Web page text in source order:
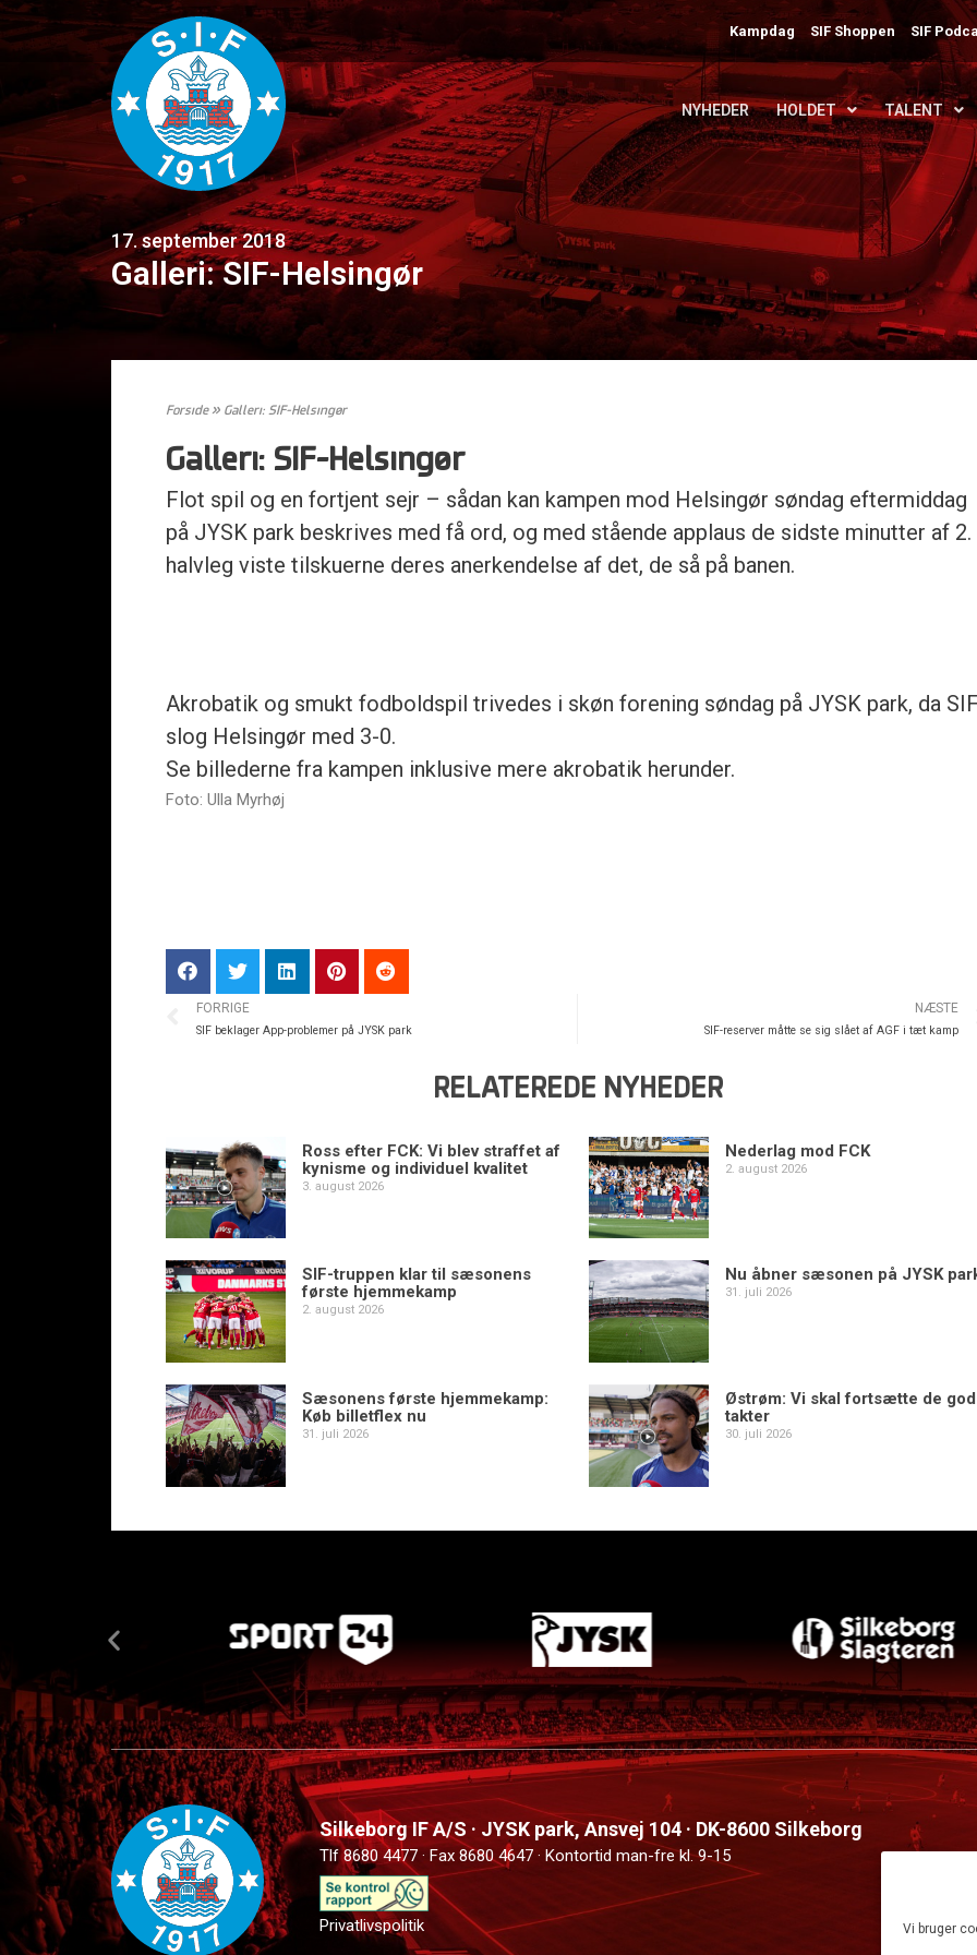
Vi bruger
Kampdag SIF Shoppen SIF
NYHEDER HOLDET TALENT
17. september 2018
Galleri: SIF-Helsingør
Forside» Galleri: SIF-Helsingør
Galleri: SIF-Helsingør
Flot spil og en fortjent sejr – sådan kan kampen mod Helsingør søndag eftermiddag
på JYSK park beskrives med få ord, og med stående applaus de sidste minutter af 2.
halvleg viste tilskuerne deres anerkendelse af det, de så på banen.
Akrobatik og smukt fodboldspil trivedes i skøn forening søndag på JYSK park, da
slog Helsingør med 3-0.
Se billederne fra kampen inklusive mere akrobatik herunder.
Foto: Ulla Myrhøj
FORRIGE
SIF beklager App-problemer på JYSK park
NÆSTE
SIF-reserver måtte se sig slået af AGF i tæt kamp
RELATEREDE NYHEDER
Ross efter FCK: Vi blev straffet af
kynisme og individuel kvalitet
3. august 2026
Nederlag mod FCK
2. august 2026
SIF-truppen klar til sæsonens
første hjemmekamp
2. august 2026
Nu åbner sæsonen på JYSK
31. juli 2026
Sæsonens første hjemmekamp:
Køb billetflex nu
31. juli 2026
Østrøm: Vi skal fortsætte de
takter
30. juli 2026
Silkeborg IF A/S · JYSK park, Ansvej 104 · DK-8600 Silkeborg
Tlf 8680 4477 · Fax 8680 4647 · Kontortid man-fre kl. 9-15
Privatlivspolitik